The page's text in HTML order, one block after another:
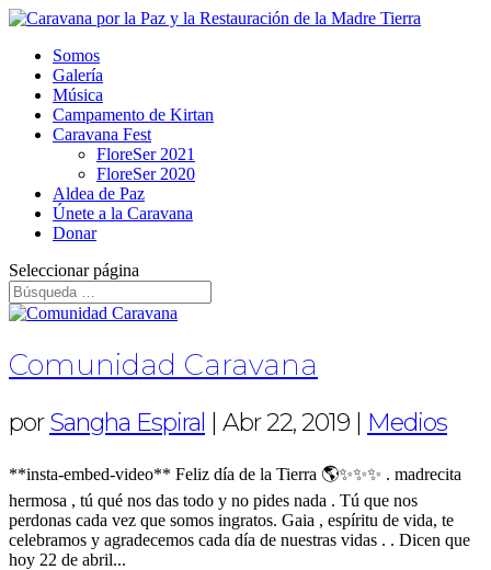
Somos
Galería
Música
Campamento de Kirtan
Caravana Fest
FloreSer 2021
FloreSer 2020
Aldea de Paz
Únete a la Caravana
Donar
Seleccionar página
Comunidad Caravana
porSangha Espiral | Abr 22, 2019 | Medios
**insta-embed-video** Feliz día de la Tierra 🌎✨✨✨ . madrecita
hermosa , tú qué nos das todo y no pides nada . Tú que nos
perdonas cada vez que somos ingratos. Gaia , espíritu de vida, te
celebramos y agradecemos cada día de nuestras vidas . . Dicen que
hoy 22 de abril...